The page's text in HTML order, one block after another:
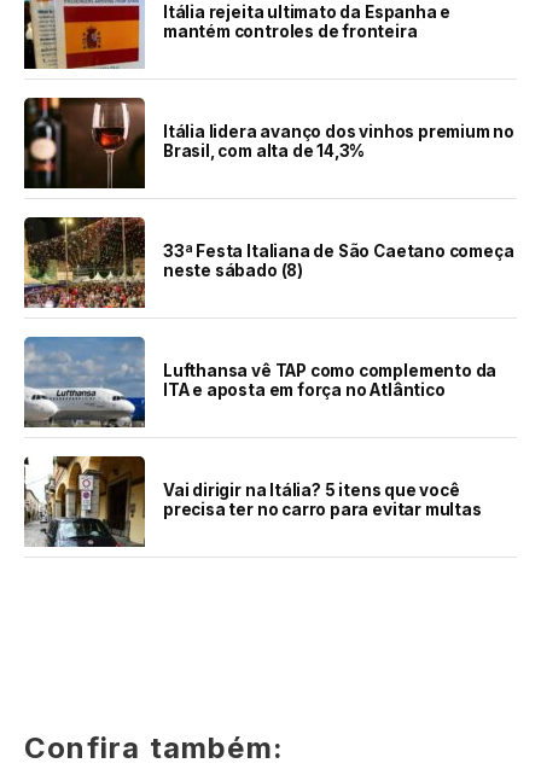
Itália rejeita ultimato da Espanha e
mantém controles de fronteira
Itália lidera avanço dos vinhos premium no
Brasil, com alta de 14,3%
33ª Festa Italiana de São Caetano começa
neste sábado (8)
Lufthansa vê TAP como complemento da
ITA e aposta em força no Atlântico
Vai dirigir na Itália? 5 itens que você
precisa ter no carro para evitar multas
Confira também: